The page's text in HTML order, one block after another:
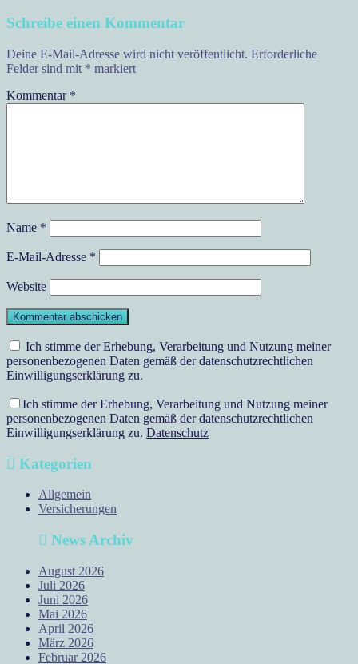
Schreibe einen Kommentar
Deine E-Mail-Adresse wird nicht veröffentlicht. Erforderliche
Felder sind mit * markiert
Kommentar *
Name *
E-Mail-Adresse *
Website
Ich stimme der Erhebung, Verarbeitung und Nutzung meiner
personenbezogenen Daten gemäß der datenschutzrechtlichen
Einwilligungserklärung zu.
Ich stimme der Erhebung, Verarbeitung und Nutzung meiner
personenbezogenen Daten gemäß der datenschutzrechtlichen
Einwilligungserklärung zu. Datenschutz
Kategorien
Allgemein
Versicherungen
News Archiv
August 2026
Juli 2026
Juni 2026
Mai 2026
April 2026
März 2026
Februar 2026